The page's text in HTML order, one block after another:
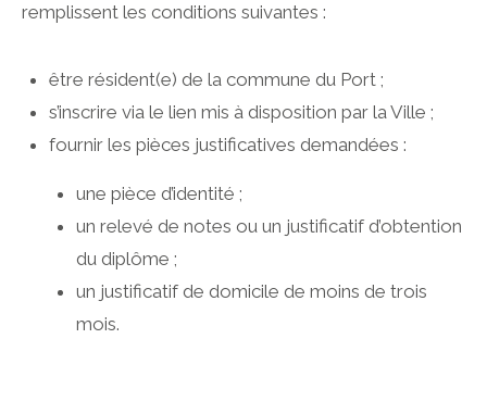
remplissent les conditions suivantes :
être résident(e) de la commune du Port ;
s’inscrire via le lien mis à disposition par la Ville ;
fournir les pièces justificatives demandées :
une pièce d’identité ;
un relevé de notes ou un justificatif d’obtention
du diplôme ;
un justificatif de domicile de moins de trois
mois.